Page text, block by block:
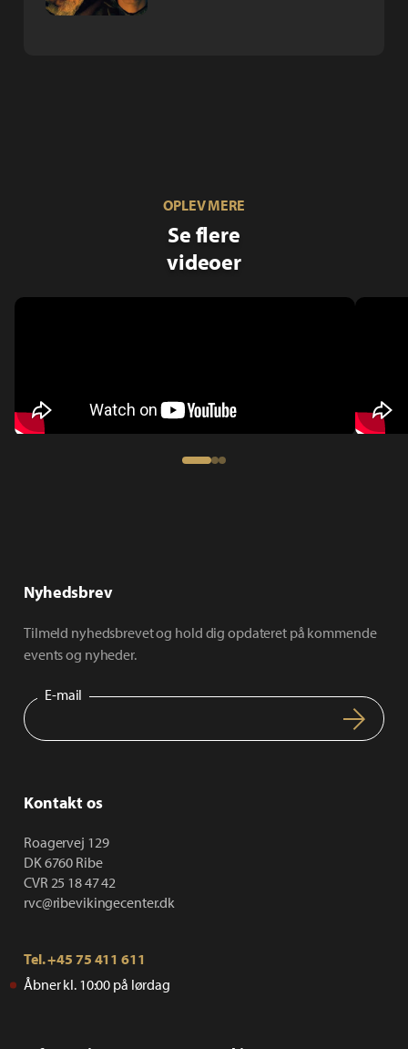
OPLEV MERE
Se flere
videoer
Fadeburet - Røg og salt
Episode 1
Nyhedsbrev
Tilmeld nyhedsbrevet og hold dig opdateret på kommende
events og nyheder.
E-mail
Kontakt os
Roagervej 129
DK 6760 Ribe
CVR 25 18 47 42
rvc@ribevikingecenter.dk
Tel.+45 75 411 611
Åbner kl. 10:00 på lørdag